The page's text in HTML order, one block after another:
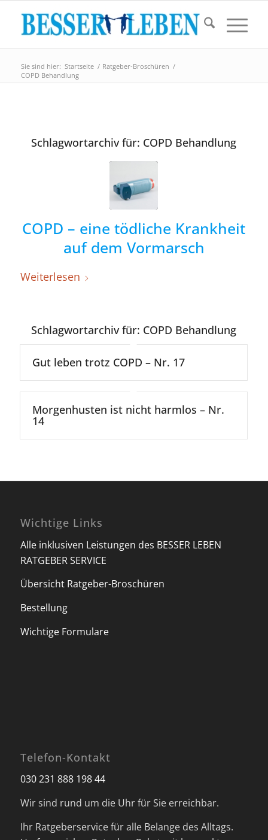
Sie sind hier: Startseite / Ratgeber-Broschüren /
COPD Behandlung
Schlagwortarchiv für: COPD Behandlung
COPD – eine tödliche Krankheit
auf dem Vormarsch
Weiterlesen
Schlagwortarchiv für: COPD Behandlung
Gut leben trotz COPD – Nr. 17
Morgenhusten ist nicht harmlos – Nr.
14
Wichtige Links
Alle inklusiven Leistungen des BESSER LEBEN
RATGEBER SERVICE
Übersicht Ratgeber-Broschüren
Bestellung
Wichtige Formulare
Telefon-Kontakt
030 231 888 198 44
Wir sind rund um die Uhr für Sie erreichbar.
Ihr Ratgeberservice für alle Belange des Alltags.